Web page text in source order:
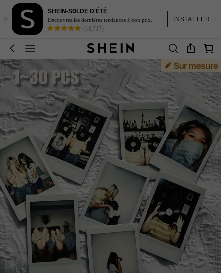
INSTALLER
×
SHEIN-SOLDE D'ÉTÉ
Découvrez les dernières tendances à bon prix.
(18,717)